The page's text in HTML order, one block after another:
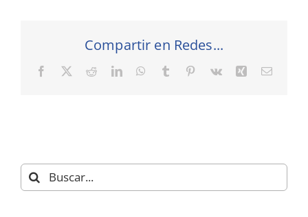
Compartir en Redes...
Facebook RedditLinkedInWhatsApp
Tumblr Pinterest
Vk XingCorreo
Buscar: